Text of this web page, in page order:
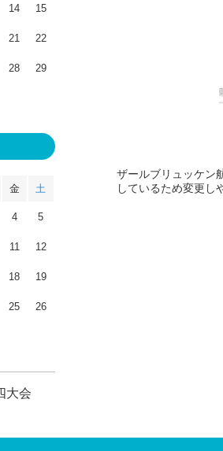
ザールブリュッケン
しているため変更し
14 15
21 22
28 29
金 土
4 5
11 12
18 19
25 26
大会